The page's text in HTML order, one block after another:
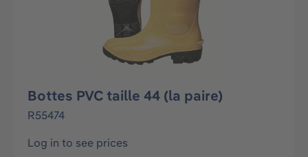
Bottes PVC taille 44 (la paire)
R55474
Log in to see prices